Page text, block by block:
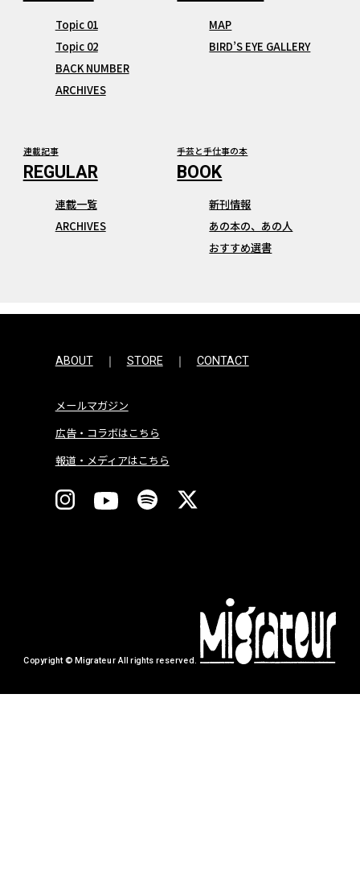
Topic 01
Topic 02
BACK NUMBER
ARCHIVES
MAP
BIRD’S EYE GALLERY
連載記事
連載一覧
ARCHIVES
手芸と手仕事の本
新刊情報
あの本の、あの人
おすすめ選書
ABOUT STORE CONTACT
メールマガジン
広告・コラボはこちら
報道・メディアはこちら
Copyright © Migrateur All rights reserved.